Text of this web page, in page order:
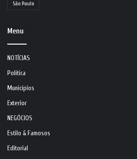
São Paulo
Menu
NOTÍCIAS
Política
Municípios
Exterior
NEGÓCIOS
Estilo & Famosos
Editorial